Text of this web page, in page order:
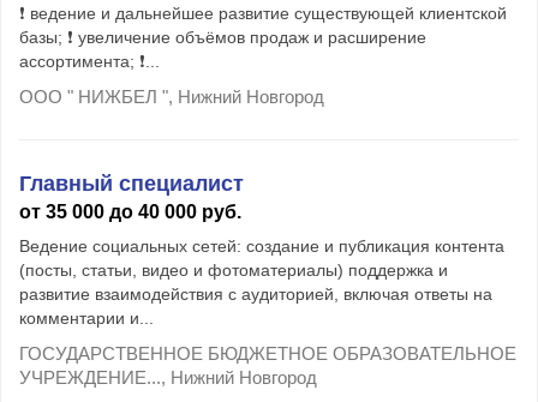
❗ ведение и дальнейшее развитие существующей клиентской
базы; ❗ увеличение объёмов продаж и расширение
ассортимента; ❗...
ООО " НИЖБЕЛ ", Нижний Новгород
Главный специалист
от 35 000 до 40 000 руб.
Ведение социальных сетей: создание и публикация контента
(посты, статьи, видео и фотоматериалы) поддержка и
развитие взаимодействия с аудиторией, включая ответы на
комментарии и...
ГОСУДАРСТВЕННОЕ БЮДЖЕТНОЕ ОБРАЗОВАТЕЛЬНОЕ
УЧРЕЖДЕНИЕ..., Нижний Новгород